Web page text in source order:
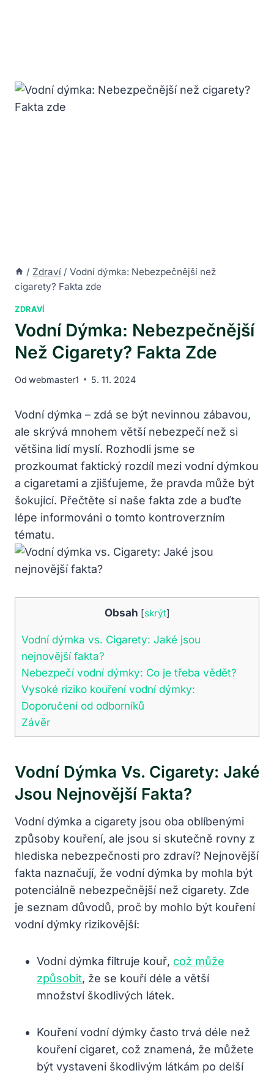
/ Zdraví / Vodní dýmka: Nebezpečnější než
cigarety? Fakta zde
ZDRAVÍ
Vodní Dýmka: Nebezpečnější
Než Cigarety? Fakta Zde
Od webmaster1 5. 11. 2024
Vodní dýmka – zdá se být nevinnou zábavou,
ale skrývá mnohem větší nebezpečí než si
většina lidí myslí. Rozhodli jsme se
prozkoumat faktický rozdíl mezi vodní dýmkou
a cigaretami a zjišťujeme, že pravda může být
šokující. Přečtěte si naše fakta zde a buďte
lépe informováni o tomto kontroverzním
tématu.
Obsah [skrýt]
Vodní dýmka vs. Cigarety: Jaké jsou
nejnovější fakta?
Nebezpečí vodní dýmky: Co je třeba vědět?
Vysoké riziko kouření vodní dýmky:
Doporučení od odborníků
Závěr
Vodní Dýmka Vs. Cigarety: Jaké
Jsou Nejnovější Fakta?
Vodní dýmka a cigarety jsou oba oblíbenými
způsoby kouření, ale jsou si skutečně rovny z
hlediska nebezpečnosti pro zdraví? Nejnovější
fakta naznačují, že vodní dýmka by mohla být
potenciálně nebezpečnější než cigarety. Zde
je seznam důvodů, proč by mohlo být kouření
vodní dýmky rizikovější:
Vodní dýmka filtruje kouř, což může
způsobit, že se kouří déle a větší
množství škodlivých látek.
Kouření vodní dýmky často trvá déle než
kouření cigaret, což znamená, že můžete
být vystaveni škodlivým látkám po delší